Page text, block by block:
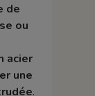
de
ou
acier
une
.